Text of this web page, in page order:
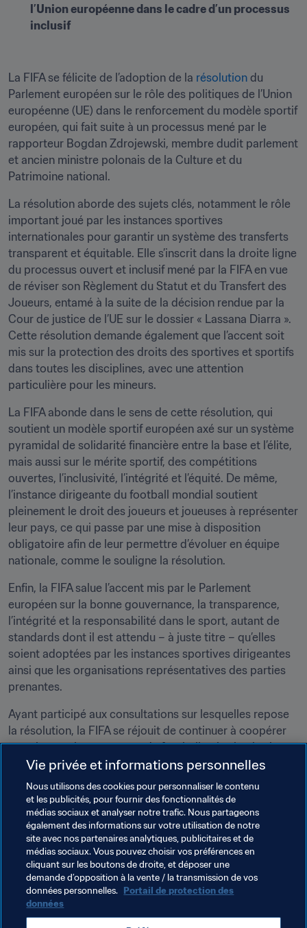
l’Union européenne dans le cadre d’un processus
inclusif
La FIFA se félicite de l’adoption de la résolution du
Parlement européen sur le rôle des politiques de l’Union
européenne (UE) dans le renforcement du modèle sportif
européen, qui fait suite à un processus mené par le
rapporteur Bogdan Zdrojewski, membre dudit parlement
et ancien ministre polonais de la Culture et du
Patrimoine national.
La résolution aborde des sujets clés, notamment le rôle
important joué par les instances sportives
internationales pour garantir un système des transferts
transparent et équitable. Elle s’inscrit dans la droite ligne
du processus ouvert et inclusif mené par la FIFA en vue
de réviser son Règlement du Statut et du Transfert des
Joueurs, entamé à la suite de la décision rendue par la
Cour de justice de l’UE sur le dossier « Lassana Diarra ».
Cette résolution demande également que l’accent soit
mis sur la protection des droits des sportives et sportifs
dans toutes les disciplines, avec une attention
particulière pour les mineurs.
La FIFA abonde dans le sens de cette résolution, qui
soutient un modèle sportif européen axé sur un système
pyramidal de solidarité financière entre la base et l’élite,
mais aussi sur le mérite sportif, des compétitions
ouvertes, l’inclusivité, l’intégrité et l’équité. De même,
l’instance dirigeante du football mondial soutient
pleinement le droit des joueurs et joueuses à représenter
leur pays, ce qui passe par une mise à disposition
obligatoire afin de leur permettre d’évoluer en équipe
nationale, comme le souligne la résolution.
Enfin, la FIFA salue l’accent mis par le Parlement
européen sur la bonne gouvernance, la transparence,
l’intégrité et la responsabilité dans le sport, autant de
standards dont il est attendu – à juste titre – qu’elles
soient adoptées par les instances sportives dirigeantes
ainsi que les organisations représentatives des parties
prenantes.
Ayant participé aux consultations sur lesquelles repose
la résolution, la FIFA se réjouit de continuer à coopérer
avec les parties prenantes du football et les institutions
européennes dans le cadre d’un processus inclusif qui
promeut davantage les valeurs du modèle sportif
européen, mais aussi la sécurité juridique au niveau de
l’application du droit européen dans le milieu du sport.
Thèmes en lien
Système de transfert Légal
Vie privée et informations personnelles
Nous utilisons des cookies pour personnaliser le contenu
et les publicités, pour fournir des fonctionnalités de
médias sociaux et analyser notre trafic. Nous partageons
également des informations sur votre utilisation de notre
site avec nos partenaires analytiques, publicitaires et de
médias sociaux. Vous pouvez choisir vos préférences en
cliquant sur les boutons de droite, et déposer une
demande d’opposition à la vente / la transmission de vos
données personnelles. Portail de protection des
données